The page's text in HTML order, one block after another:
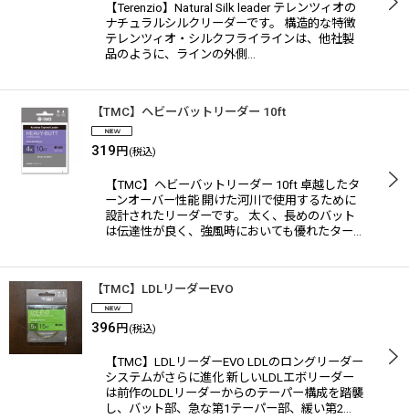
【Terenzio】Natural Silk leader テレンツィオの
ナチュラルシルクリーダーです。 構造的な特徴
テレンツィオ・シルクフライラインは、他社製
品のように、ラインの外側…
【TMC】ヘビーバットリーダー 10ft
319 円 (税込)
【TMC】ヘビーバットリーダー 10ft 卓越したタ
ーンオーバー性能 開けた河川で使用するために
設計されたリーダーです。 太く、長めのバット
は伝達性が良く、強風時においても優れたター…
【TMC】LDLリーダーEVO
396 円 (税込)
【TMC】LDLリーダーEVO LDLのロングリーダー
システムがさらに進化 新しいLDLエボリーダー
は前作のLDLリーダーからのテーパー構成を踏襲
し、バット部、急な第1テーパー部、緩い第2…